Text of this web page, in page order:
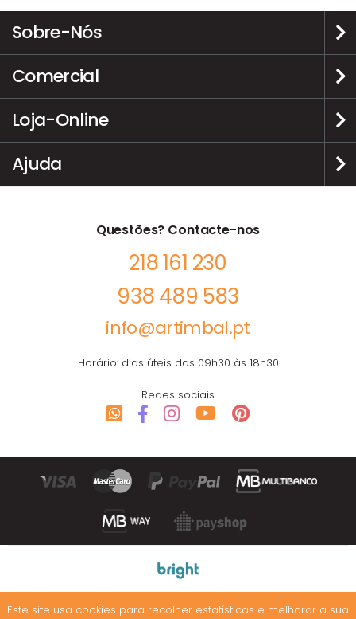
Este site usa cookies para recolher estatísticas e melhorar a sua
Sobre-Nós
Comercial
Loja-Online
Ajuda
Questões? Contacte-nos
218 161 230
938 489 583
info@artimbal.pt
Horário: dias úteis das 09h30 às 18h30
Redes sociais